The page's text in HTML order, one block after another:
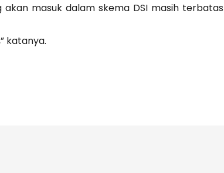
masuk dalam skema DSI masih terbatas
katanya.